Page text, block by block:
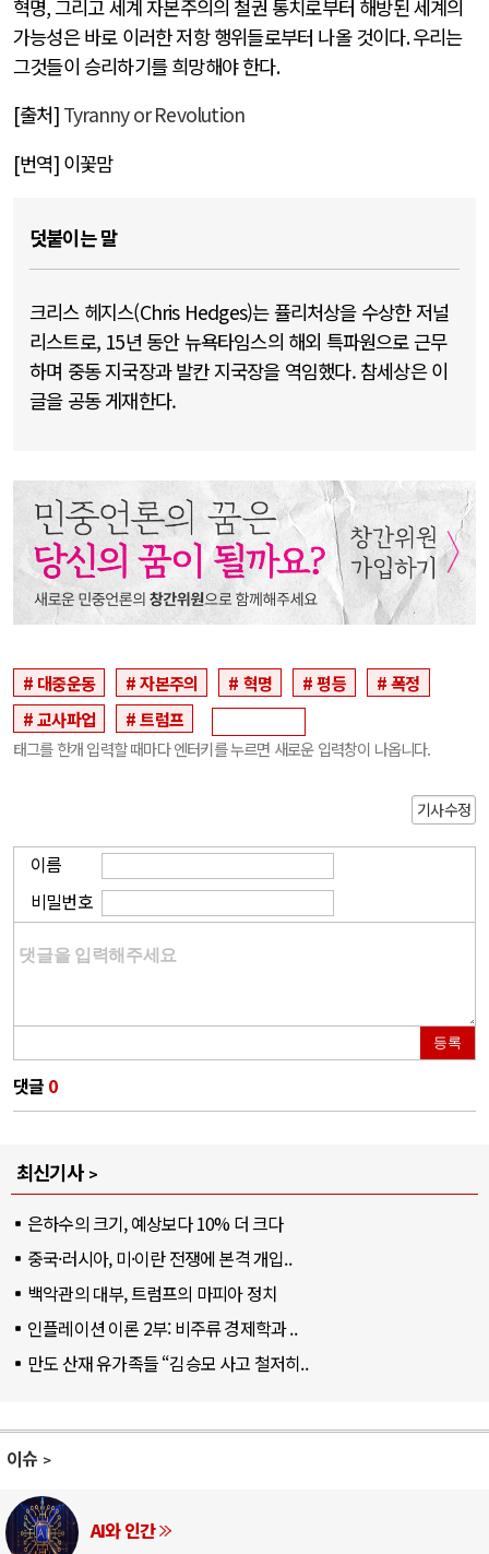
혁명,그리고 세계 자본주의의 철권 통치로부터 해방된 세계의
가능성은 바로 이러한 저항 행위들로부터 나올 것이다.우리는
그것들이 승리하기를 희망해야 한다.
[출처] Tyranny or Revolution
[번역] 이꽃맘
덧붙이는 말
크리스 헤지스(Chris Hedges)는 퓰리처상을 수상한 저널
리스트로, 15년 동안 뉴욕타임스의 해외 특파원으로 근무
하며 중동 지국장과 발칸 지국장을 역임했다. 참세상은 이
글을 공동 게재한다.
대중운동 자본주의 혁명 평등
폭정
교사파업
트럼프
태그를 한개 입력할 때마다 엔터키를 누르면 새로운 입력창이 나옵니다.
기사수정
이름
비밀번호
등록
댓글 0
최신기사
은하수의 크기, 예상보다 10% 더 크다
중국·러시아, 미·이란 전쟁에 본격 개입..
백악관의 대부, 트럼프의 마피아 정치
인플레이션 이론 2부: 비주류 경제학과 ..
만도 산재 유가족들 “김승모 사고 철저히..
이슈
AI와 인간